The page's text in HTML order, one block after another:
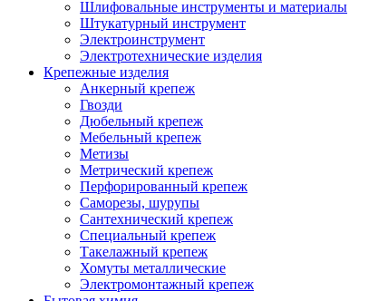
Шлифовальные инструменты и материалы
Штукатурный инструмент
Электроинструмент
Электротехнические изделия
Крепежные изделия
Анкерный крепеж
Гвозди
Дюбельный крепеж
Мебельный крепеж
Метизы
Метрический крепеж
Перфорированный крепеж
Саморезы, шурупы
Сантехнический крепеж
Специальный крепеж
Такелажный крепеж
Хомуты металлические
Электромонтажный крепеж